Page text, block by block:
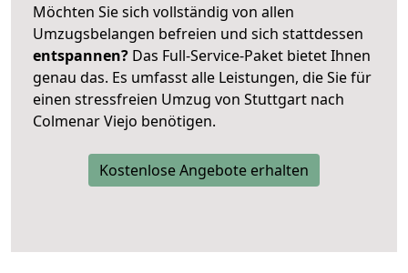
Möchten Sie sich vollständig von allen
Umzugsbelangen befreien und sich stattdessen
entspannen? Das Full-Service-Paket bietet Ihnen
genau das. Es umfasst alle Leistungen, die Sie für
einen stressfreien Umzug von Stuttgart nach
Colmenar Viejo benötigen.
Kostenlose Angebote erhalten